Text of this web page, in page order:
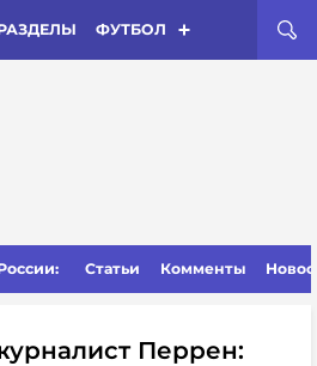
ФУТБОЛ
Статьи Комменты
Перрен: